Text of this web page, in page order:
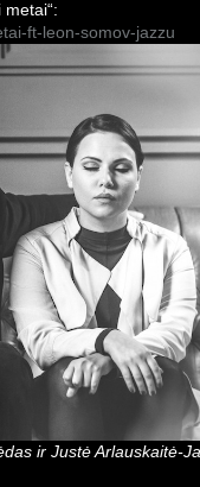
metai“:
ft-leon-somov-jazzu
ir Justė Arlauskaitė-